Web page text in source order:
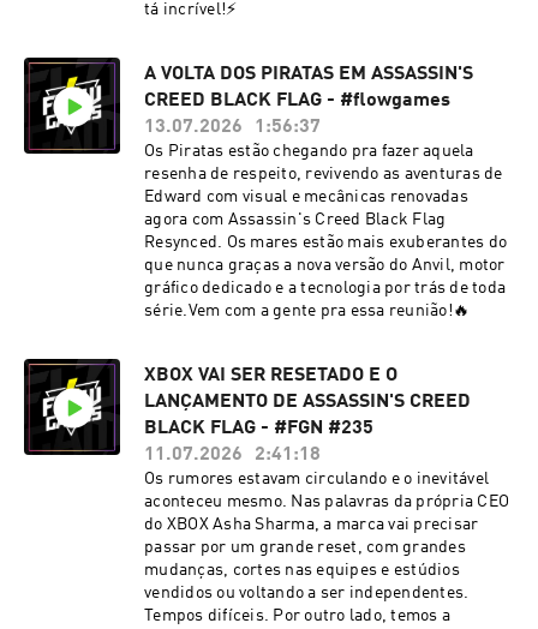
tá incrível!⚡
A VOLTA DOS PIRATAS EM ASSASSIN'S
CREED BLACK FLAG - #flowgames
13.07.2026
1:56:37
Os Piratas estão chegando pra fazer aquela
resenha de respeito, revivendo as aventuras de
Edward com visual e mecânicas renovadas
agora com Assassin's Creed Black Flag
Resynced. Os mares estão mais exuberantes do
que nunca graças a nova versão do Anvil, motor
gráfico dedicado e a tecnologia por trás de toda
série.Vem com a gente pra essa reunião!🔥
XBOX VAI SER RESETADO E O
LANÇAMENTO DE ASSASSIN'S CREED
BLACK FLAG - #FGN #235
11.07.2026
2:41:18
Os rumores estavam circulando e o inevitável
aconteceu mesmo. Nas palavras da própria CEO
do XBOX Asha Sharma, a marca vai precisar
passar por um grande reset, com grandes
mudanças, cortes nas equipes e estúdios
vendidos ou voltando a ser independentes.
Tempos difíceis. Por outro lado, temos a